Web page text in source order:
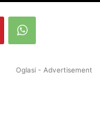
Oglasi - Advertisement